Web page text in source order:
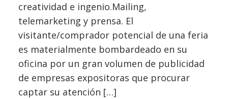
creatividad e ingenio.Mailing,
telemarketing y prensa. El
visitante/comprador potencial de una feria
es materialmente bombardeado en su
oficina por un gran volumen de publicidad
de empresas expositoras que procurar
captar su atención […]